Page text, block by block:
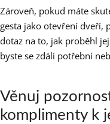
Zároveň, pokud máte
gesta jako otevření dveří,
dotaz na to, jak proběhl
byste se zdáli potřební
Věnuj
komplimenty k